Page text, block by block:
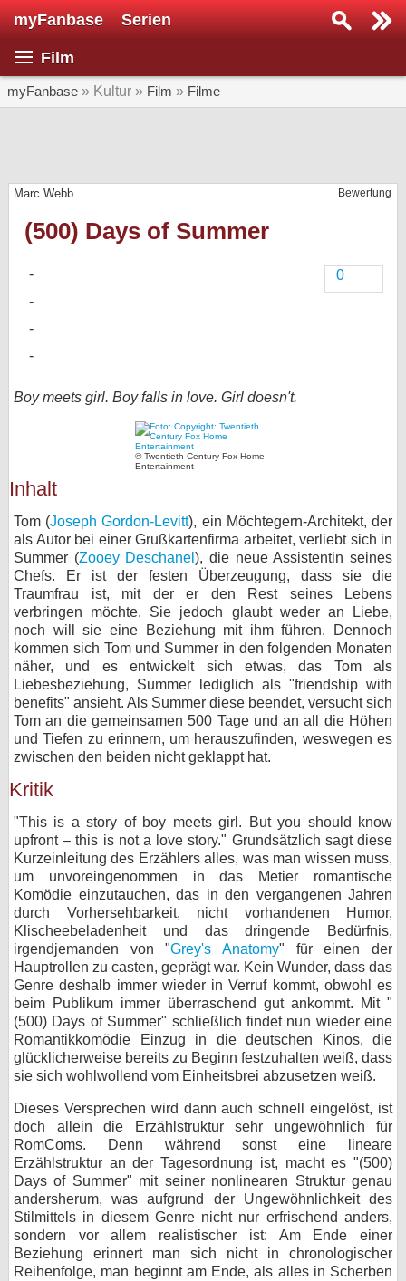
myFanbase Serien
Film
myFanbase » Kultur » Film » Filme
Bewertung
Marc Webb
(500) Days of Summer
0
Boy meets girl. Boy falls in love. Girl doesn't.
© Twentieth Century Fox Home
Entertainment
Inhalt
Tom (Joseph Gordon-Levitt), ein Möchtegern-Architekt, der
als Autor bei einer Grußkartenfirma arbeitet, verliebt sich in
Summer (Zooey Deschanel), die neue Assistentin seines
Chefs. Er ist der festen Überzeugung, dass sie die
Traumfrau ist, mit der er den Rest seines Lebens
verbringen möchte. Sie jedoch glaubt weder an Liebe,
noch will sie eine Beziehung mit ihm führen. Dennoch
kommen sich Tom und Summer in den folgenden Monaten
näher, und es entwickelt sich etwas, das Tom als
Liebesbeziehung, Summer lediglich als "friendship with
benefits" ansieht. Als Summer diese beendet, versucht sich
Tom an die gemeinsamen 500 Tage und an all die Höhen
und Tiefen zu erinnern, um herauszufinden, weswegen es
zwischen den beiden nicht geklappt hat.
Kritik
"This is a story of boy meets girl. But you should know
upfront – this is not a love story." Grundsätzlich sagt diese
Kurzeinleitung des Erzählers alles, was man wissen muss,
um unvoreingenommen in das Metier romantische
Komödie einzutauchen, das in den vergangenen Jahren
durch Vorhersehbarkeit, nicht vorhandenen Humor,
Klischeebeladenheit und das dringende Bedürfnis,
irgendjemanden von "Grey's Anatomy" für einen der
Hauptrollen zu casten, geprägt war. Kein Wunder, dass das
Genre deshalb immer wieder in Verruf kommt, obwohl es
beim Publikum immer überraschend gut ankommt. Mit "
(500) Days of Summer" schließlich findet nun wieder eine
Romantikkomödie Einzug in die deutschen Kinos, die
glücklicherweise bereits zu Beginn festzuhalten weiß, dass
sie sich wohlwollend vom Einheitsbrei abzusetzen weiß.
Dieses Versprechen wird dann auch schnell eingelöst, ist
doch allein die Erzählstruktur sehr ungewöhnlich für
RomComs. Denn während sonst eine lineare
Erzählstruktur an der Tagesordnung ist, macht es "(500)
Days of Summer" mit seiner nonlinearen Struktur genau
andersherum, was aufgrund der Ungewöhnlichkeit des
Stilmittels in diesem Genre nicht nur erfrischend anders,
sondern vor allem realistischer ist: Am Ende einer
Beziehung erinnert man sich nicht in chronologischer
Reihenfolge, man beginnt am Ende, als alles in Scherben
Serie suchen...
SERIEN
Veranstaltungen
Forum
bei X
bei Facebook
Kontakt
Nutzungsbedingungen
Datenschutz
Cookie-Einstellungen
Impressum
Desktop-Ansicht
myFanbase